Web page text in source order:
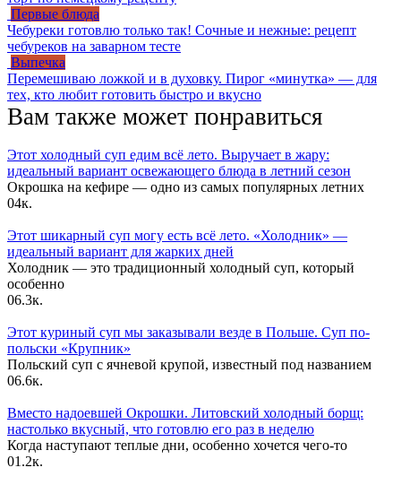
Первые блюда
Чебуреки готовлю только так! Сочные и нежные: рецепт
чебуреков на заварном тесте
Выпечка
Перемешиваю ложкой и в духовку. Пирог «минутка» — для
тех, кто любит готовить быстро и вкусно
Вам также может понравиться
Этот холодный суп едим всё лето. Выручает в жару:
идеальный вариант освежающего блюда в летний сезон
Окрошка на кефире — одно из самых популярных летних
04к.
Этот шикарный суп могу есть всё лето. «Холодник» —
идеальный вариант для жарких дней
Холодник — это традиционный холодный суп, который
особенно
06.3к.
Этот куриный суп мы заказывали везде в Польше. Суп по-
польски «Крупник»
Польский суп с ячневой крупой, известный под названием
06.6к.
Вместо надоевшей Окрошки. Литовский холодный борщ:
настолько вкусный, что готовлю его раз в неделю
Когда наступают теплые дни, особенно хочется чего-то
01.2к.